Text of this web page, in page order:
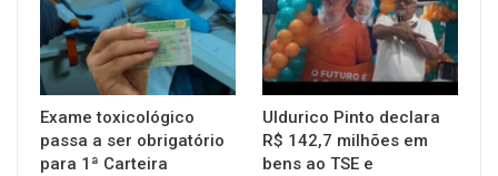
Exame toxicológico
passa a ser obrigatório
para 1ª Carteira
Uldurico Pinto declara
R$ 142,7 milhões em
bens ao TSE e